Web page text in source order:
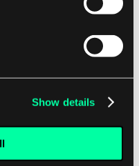
Show details
fundamentalnie
w interakcje z